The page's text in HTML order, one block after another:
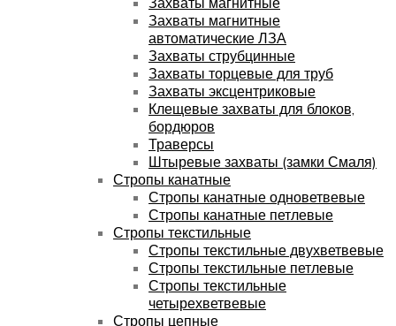
Захваты магнитные
автоматические ЛЗА
Захваты струбцинные
Захваты торцевые для труб
Захваты эксцентриковые
Клещевые захваты для блоков,
бордюров
Траверсы
Штыревые захваты (замки Смаля)
Стропы канатные
Стропы канатные одноветвевые
Стропы канатные петлевые
Стропы текстильные
Стропы текстильные двухветвевые
Стропы текстильные петлевые
Стропы текстильные
четырехветвевые
Стропы цепные